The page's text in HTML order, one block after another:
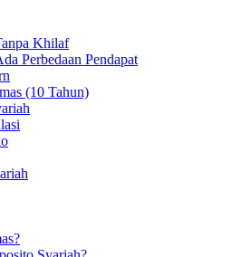
Khilaf
Perbedaan Pendapat
(10 Tahun)